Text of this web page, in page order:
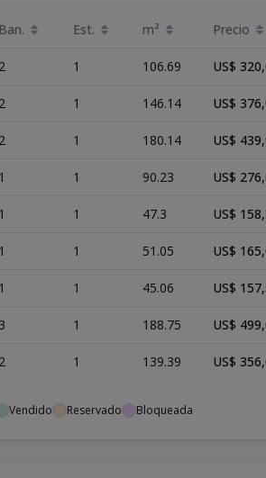
Ban. Est. m² Precio
2 1 106.69 US$
2 1 146.14 US$
2 1 180.14 US$
1 1 90.23 US$
1 1 47.3 US$
1 1 51.05 US$
1 1 45.06 US$
3 1 188.75 US$
2 1 139.39 US$
Vendido Reservado Bloqueada